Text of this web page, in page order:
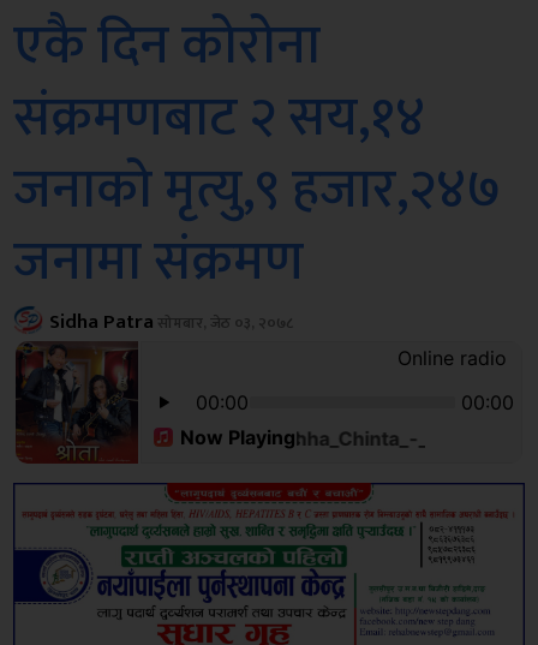
एकै दिन कोरोना
संक्रमणबाट २ सय,१४
जनाको मृत्यु,९ हजार,२४७
जनामा संक्रमण
Sidha Patraसोमबार, जेठ ०३, २०७८